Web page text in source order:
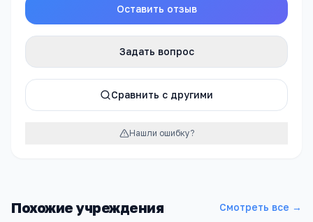
Оставить отзыв
Задать вопрос
Сравнить с другими
Нашли ошибку?
Похожие учреждения Смотреть все →